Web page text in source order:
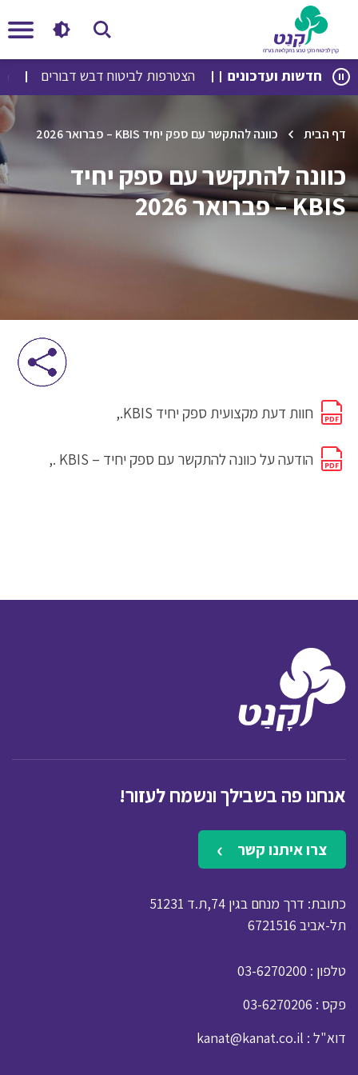
דלג
לתוכן
דלג
לניווט
חדשות ועדכונים הצטרפות לביטוח דבש דבורים
דף הבית כוונה להתקשר עם ספק יחיד KBIS – פברואר 2026
כוונה להתקשר עם ספק יחיד
KBIS – פברואר 2026
חוות דעת מקצועית ספק יחיד KBIS.,
הודעה על כוונה להתקשר עם ספק יחיד – KBIS .,
אנחנו פה בשבילך ונשמח לעזור!
צרו איתנו קשר
כתובת: דרך מנחם בגין 74,ת.ד 51231
תל-אביב 6721516
03-6270200
: טלפון
03-6270206 : פקס
kanat@kanat.co.il : דוא"ל